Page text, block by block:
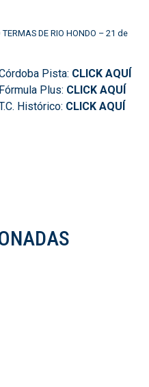
DE RIO HONDO – 21 de
Pista: CLICK AQUÍ
Plus: CLICK AQUÍ
Histórico: CLICK AQUÍ